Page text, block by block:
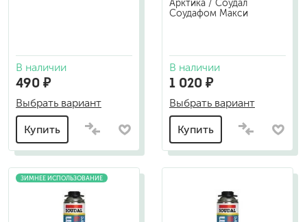
В наличии
490 ₽
Выбрать вариант
Купить
Арктика / Соудал
Соудафом Макси
В наличии
1 020 ₽
Выбрать вариант
Купить
ЗИМНЕЕ ИСПОЛЬЗОВАНИЕ